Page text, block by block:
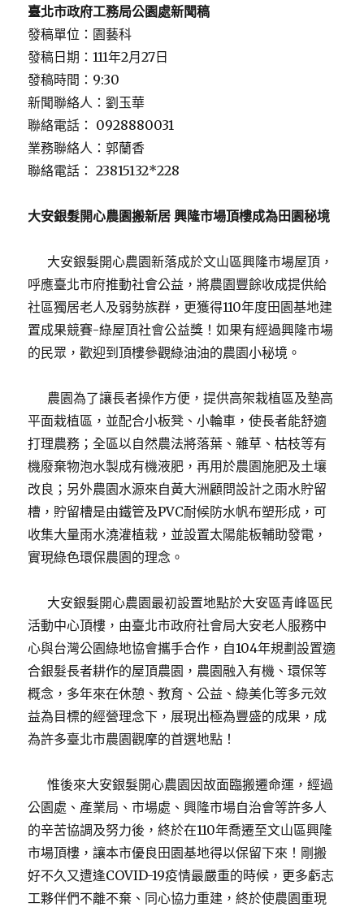
臺北市政府工務局公園處新聞稿
發稿單位：園藝科
發稿日期：111年2月27日
發稿時間：9:30
新聞聯絡人：劉玉華
聯絡電話： 0928880031
業務聯絡人：郭蘭香
聯絡電話： 23815132*228
大安銀髮開心農園搬新居 興隆市場頂樓成為田園秘境
大安銀髮開心農園新落成於文山區興隆市場屋頂，
呼應臺北市府推動社會公益，將農園豐餘收成提供給
社區獨居老人及弱勢族群，更獲得110年度田園基地建
置成果競賽-綠屋頂社會公益獎！如果有經過興隆市場
的民眾，歡迎到頂樓參觀綠油油的農園小秘境。
農園為了讓長者操作方便，提供高架栽植區及墊高
平面栽植區，並配合小板凳、小輪車，使長者能舒適
打理農務；全區以自然農法將落葉、雜草、枯枝等有
機廢棄物泡水製成有機液肥，再用於農園施肥及土壤
改良；另外農園水源來自黃大洲顧問設計之雨水貯留
槽，貯留槽是由鐵管及PVC耐候防水帆布塑形成，可
收集大量雨水澆灌植栽，並設置太陽能板輔助發電，
實現綠色環保農園的理念。
大安銀髮開心農園最初設置地點於大安區青峰區民
活動中心頂樓，由臺北市政府社會局大安老人服務中
心與台灣公園綠地協會攜手合作，自104年規劃設置適
合銀髮長者耕作的屋頂農園，農園融入有機、環保等
概念，多年來在休憩、教育、公益、綠美化等多元效
益為目標的經營理念下，展現出極為豐盛的成果，成
為許多臺北市農園觀摩的首選地點！
惟後來大安銀髮開心農園因故面臨搬遷命運，經過
公園處、產業局、市場處、興隆市場自治會等許多人
的辛苦協調及努力後，終於在110年喬遷至文山區興隆
市場頂樓，讓本市優良田園基地得以保留下來！剛搬
好不久又遭逢COVID-19疫情最嚴重的時候，更多虧志
工夥伴們不離不棄、同心協力重建，終於使農園重現